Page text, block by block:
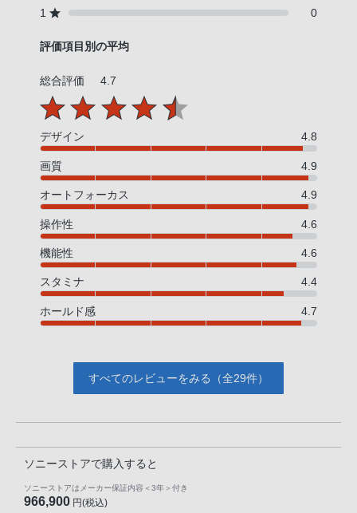
1
0
評価項目別の平均
総合評価 4.7
デザイン 4.8
画質 4.9
オートフォーカス 4.9
操作性 4.6
機能性 4.6
スタミナ 4.4
ホールド感 4.7
すべてのレビューをみる（全29件）
ソニーストアで購入すると
ソニーストアはメーカー保証内容 ＜3年＞ 付き
966,900 円(税込)